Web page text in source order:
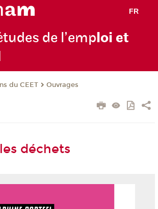
FR
tudes de l’emploi et
du CEET Ouvrages
déchets